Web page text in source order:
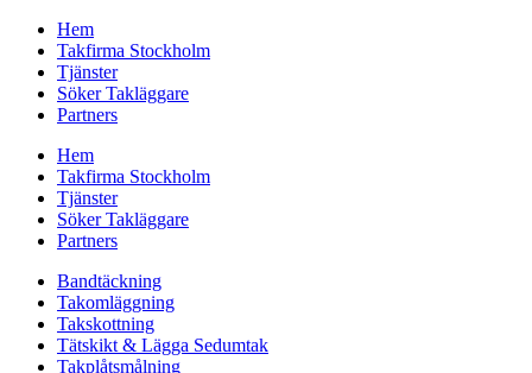
Hem
Takfirma Stockholm
Tjänster
Söker Takläggare
Partners
Hem
Takfirma Stockholm
Tjänster
Söker Takläggare
Partners
Bandtäckning
Takomläggning
Takskottning
Tätskikt & Lägga Sedumtak
Takplåtsmålning